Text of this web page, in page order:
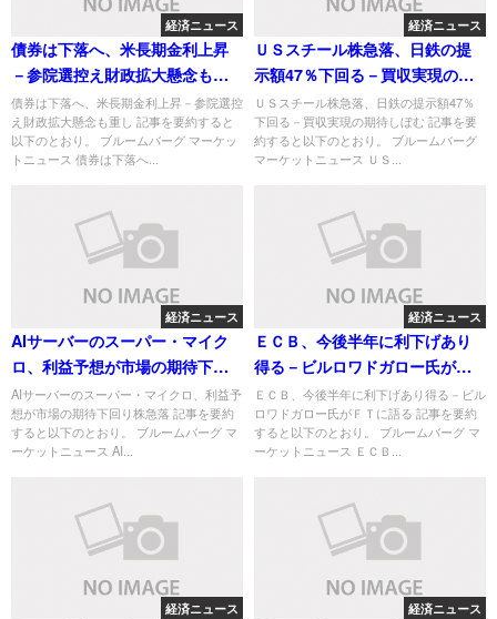
経済ニュース
債券は下落へ、米長期金利上昇
－参院選控え財政拡大懸念も重
し
債券は下落へ、米長期金利上昇－参院選控
え財政拡大懸念も重し 記事を要約すると
以下のとおり。 ブルームバーグ マーケッ
トニュース 債券は下落へ...
経済ニュース
ＵＳスチール株急落、日鉄の提
示額47％下回る－買収実現の期
待しぼむ
ＵＳスチール株急落、日鉄の提示額47％
下回る－買収実現の期待しぼむ 記事を要
約すると以下のとおり。 ブルームバーグ
マーケットニュース ＵＳ...
経済ニュース
AIサーバーのスーパー・マイク
ロ、利益予想が市場の期待下回
り株急落
AIサーバーのスーパー・マイクロ、利益予
想が市場の期待下回り株急落 記事を要約
すると以下のとおり。 ブルームバーグ マ
ーケットニュース AI...
経済ニュース
ＥＣＢ、今後半年に利下げあり
得る－ビルロワドガロー氏がＦ
Ｔに語る
ＥＣＢ、今後半年に利下げあり得る－ビル
ロワドガロー氏がＦＴに語る 記事を要約
すると以下のとおり。 ブルームバーグ マ
ーケットニュース ＥＣＢ...
経済ニュース 経済ニュース